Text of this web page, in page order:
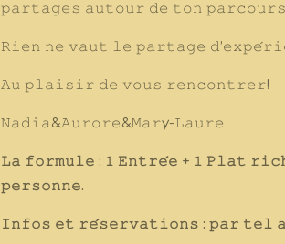
𝚙𝚊𝚛𝚝𝚊𝚐𝚎𝚜 𝚊𝚞𝚝𝚘𝚞𝚛 𝚍𝚎 𝚝𝚘𝚗 𝚙𝚊𝚛𝚌𝚘𝚞𝚛𝚜
𝚁𝚒𝚎𝚗 𝚗𝚎 𝚟𝚊𝚞𝚝 𝚕𝚎 𝚙𝚊𝚛𝚝𝚊𝚐𝚎
𝙰𝚞 𝚙𝚕𝚊𝚒𝚜𝚒𝚛 𝚍𝚎 𝚟𝚘𝚞𝚜 𝚛𝚎𝚗𝚌𝚘𝚗𝚝𝚛𝚎𝚛!
𝙽𝚊𝚍𝚒𝚊&𝙰𝚞𝚛𝚘𝚛𝚎&𝙼𝚊𝚛y-𝙻𝚊𝚞𝚛𝚎
𝙻𝚊 𝚏𝚘𝚛𝚖𝚞𝚕𝚎 : 𝟷 𝙴𝚗𝚝𝚛𝚎́𝚎 + 𝟷 𝙿𝚕𝚊𝚝
𝚙𝚎𝚛𝚜𝚘𝚗𝚗𝚎.
𝙸𝚗𝚏𝚘𝚜 𝚎𝚝 𝚛𝚎́𝚜𝚎𝚛𝚟𝚊𝚝𝚒𝚘𝚗𝚜 : 𝚙𝚊𝚛 𝚝𝚎𝚕